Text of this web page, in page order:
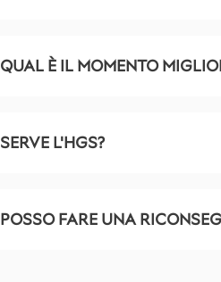
QUAL È IL MOMENTO
SERVE L'HGS?
POSSO FARE UNA